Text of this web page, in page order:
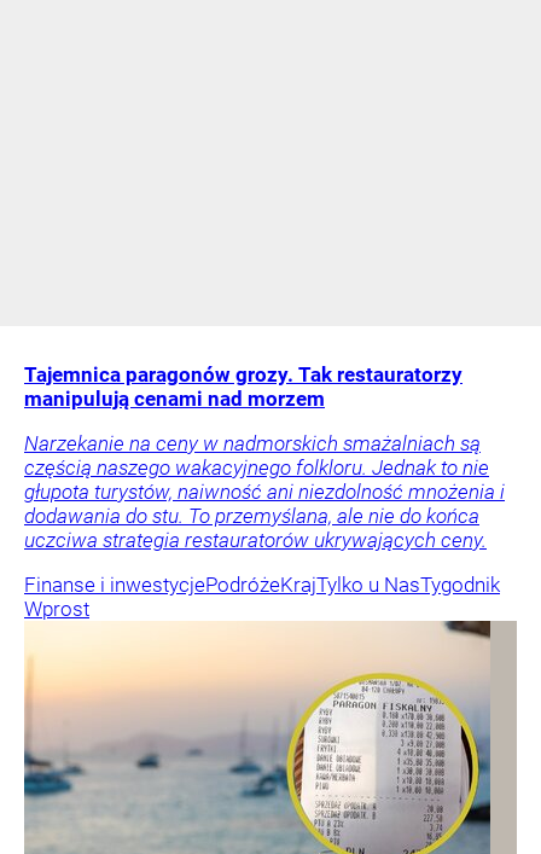
Tajemnica paragonów grozy. Tak restauratorzy
manipulują cenami nad morzem
Narzekanie na ceny w nadmorskich smażalniach są
częścią naszego wakacyjnego folkloru. Jednak to nie
głupota turystów, naiwność ani niezdolność mnożenia i
dodawania do stu. To przemyślana, ale nie do końca
uczciwa strategia restauratorów ukrywających ceny.
Finanse i inwestycjePodróżeKrajTylko u NasTygodnik
Wprost